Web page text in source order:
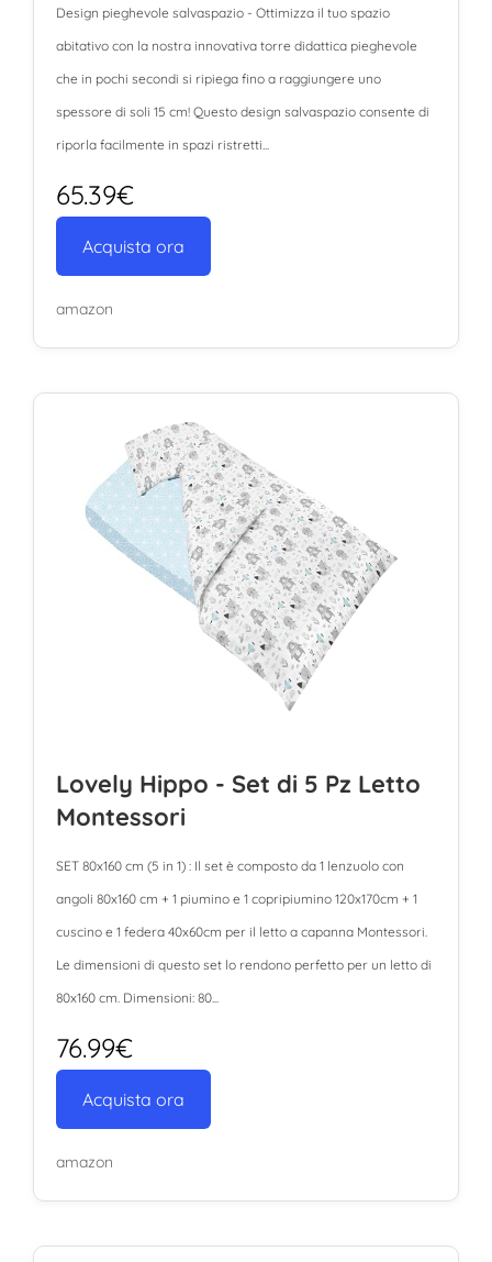
Design pieghevole salvaspazio - Ottimizza il tuo spazio
abitativo con la nostra innovativa torre didattica pieghevole
che in pochi secondi si ripiega fino a raggiungere uno
spessore di soli 15 cm! Questo design salvaspazio consente di
riporla facilmente in spazi ristretti...
65.39€
Acquista ora
amazon
Lovely Hippo - Set di 5 Pz Letto
Montessori
SET 80x160 cm (5 in 1) : Il set è composto da 1 lenzuolo con
angoli 80x160 cm + 1 piumino e 1 copripiumino 120x170cm + 1
cuscino e 1 federa 40x60cm per il letto a capanna Montessori.
Le dimensioni di questo set lo rendono perfetto per un letto di
80x160 cm. Dimensioni: 80...
76.99€
Acquista ora
amazon